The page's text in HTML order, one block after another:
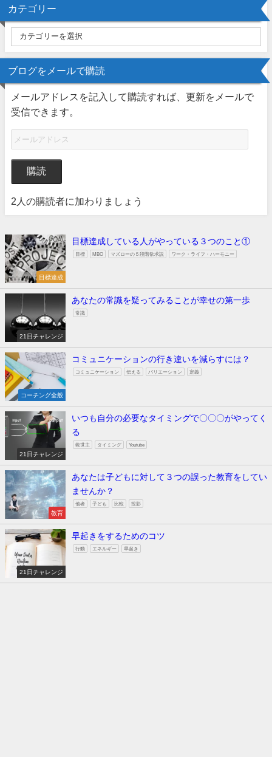
カテゴリー
ブログをメールで購読
メールアドレスを記入して購読すれば、更新をメールで
受信できます。
購読
2人の購読者に加わりましょう
目標達成
目標達成している人がやっている３つのこと①
目標 MBO マズローの５段階欲求説 ワーク・ライフ・ハーモニー
21日チャレンジ
あなたの常識を疑ってみることが幸せの第一歩
常識
コーチング全般
コミュニケーションの行き違いを減らすには？
コミュニケーション 伝える バリエーション 定義
21日チャレンジ
いつも自分の必要なタイミングで〇〇〇がやってく
る
救世主 タイミング Youtube
教育
あなたは子どもに対して３つの誤った教育をしてい
ませんか？
他者 子ども 比較 投影
21日チャレンジ
早起きをするためのコツ
行動 エネルギー 早起き